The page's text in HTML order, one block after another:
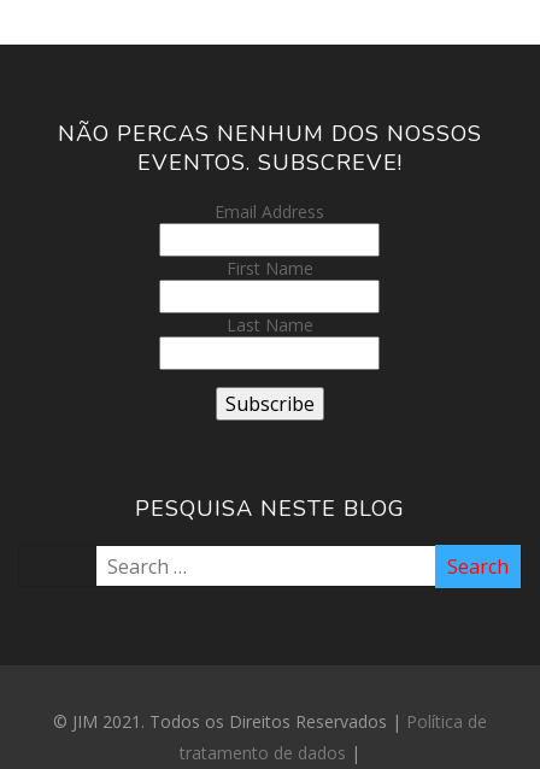
NÃO PERCAS NENHUM DOS NOSSOS
EVENTOS. SUBSCREVE!
Email Address
First Name
Last Name
PESQUISA NESTE BLOG
© JIM 2021. Todos os Direitos Reservados | Política de
tratamento de dados |